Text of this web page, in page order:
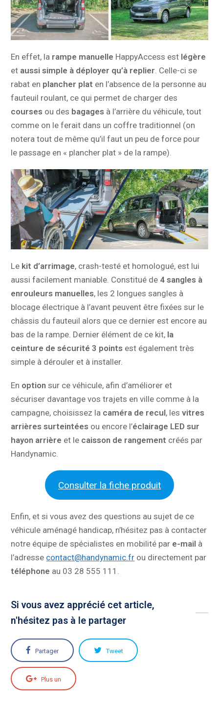
En effet, la rampe manuelle HappyAccess est légère
et aussi simple à déployer qu’à replier. Celle-ci se
rabat en plancher plat en l’absence de la personne au
fauteuil roulant, ce qui permet de charger des
courses ou des bagages à l’arrière du véhicule, tout
comme on le ferait dans un coffre traditionnel (on
notera tout de même qu’il faut un peu de force pour
le passage en « plancher plat » de la rampe).
Le kit d’arrimage, crash-testé et homologué, est lui
aussi facilement maniable. Constitué de 4 sangles à
enrouleurs manuelles, les 2 longues sangles à
blocage électrique à l’avant peuvent être fixées sur le
châssis du fauteuil alors que ce dernier est encore au
bas de la rampe. Dernier élément de ce kit, la
ceinture de sécurité 3 points est également très
simple à dérouler et à installer.
En option sur ce véhicule, afin d’améliorer et
sécuriser davantage vos trajets en ville comme à la
campagne, choisissez la caméra de recul, lesvitres
arrières surteintées ou encore l’éclairage LED sur
hayon arrière et le caisson de rangement créés par
Handynamic.
Consulter la fiche produit
Enfin, et si vous avez des questions au sujet de ce
véhicule aménagé handicap, n’hésitez pas à contacter
notre équipe de spécialistes en mobilité par e-mail à
l’adresse contact@handynamic.fr ou directement par
téléphone au 03 28 555 111.
Si vous avez apprécié cet article,
n'hésitez pas à le partager
Partager Tweet
Plus un